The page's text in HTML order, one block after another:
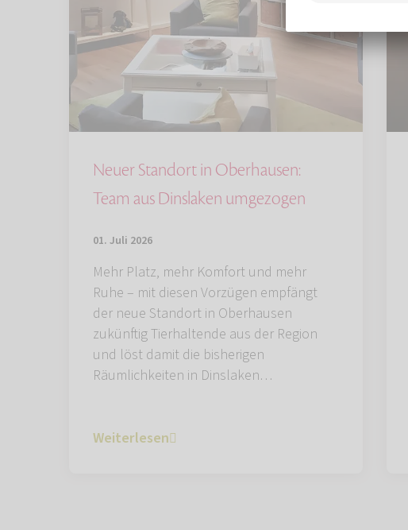
Neuer Standort in Oberhausen:
Team aus Dinslaken umgezogen
01. Juli 2026
Mehr Platz, mehr Komfort und mehr
Ruhe – mit diesen Vorzügen empfängt
der neue Standort in Oberhausen
zukünftig Tierhaltende aus der Region
und löst damit die bisherigen
Räumlichkeiten in Dinslaken…
Weiterlesen